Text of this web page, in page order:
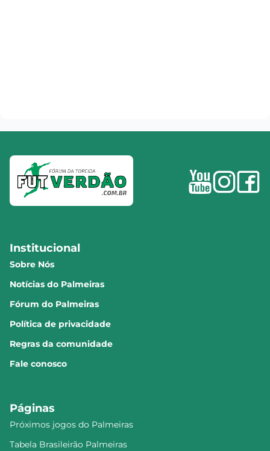
Institucional
Sobre Nós
Notícias do Palmeiras
Fórum do Palmeiras
Política de privacidade
Regras da comunidade
Fale conosco
Páginas
Próximos jogos do Palmeiras
Tabela Brasileirão Palmeiras